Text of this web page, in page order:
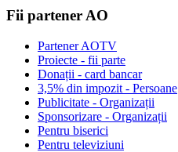
Fii partener AO
Partener AOTV
Proiecte - fii parte
Donații - card bancar
3,5% din impozit - Persoane
Publicitate - Organizații
Sponsorizare - Organizații
Pentru biserici
Pentru televiziuni